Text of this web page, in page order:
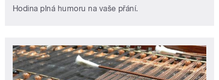
Hodina plná humoru na vaše přání.